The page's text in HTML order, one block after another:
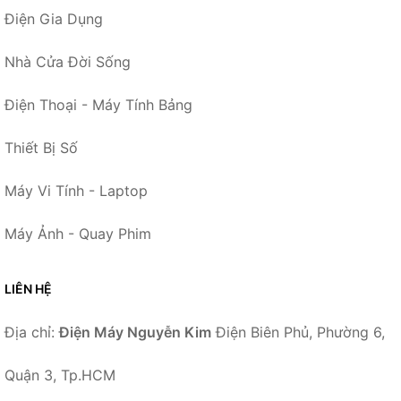
Điện Gia Dụng
Nhà Cửa Đời Sống
Điện Thoại - Máy Tính Bảng
Thiết Bị Số
Máy Vi Tính - Laptop
Máy Ảnh - Quay Phim
LIÊN HỆ
Địa chỉ:Điện Máy Nguyễn Kim Điện Biên Phủ, Phường 6,
Quận 3, Tp.HCM